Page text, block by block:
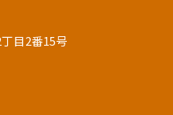
目2番15号